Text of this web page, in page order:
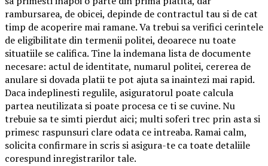
rambursarea, de obicei, depinde de contractul tau si de cat
timp de acoperire mai ramane. Va trebui sa verifici cerintele
de eligibilitate din termenii politei, deoarece nu toate
situatiile se califica. Tine la indemana lista de documente
necesare: actul de identitate, numarul politei, cererea de
anulare si dovada platii te pot ajuta sa inaintezi mai rapid.
Daca indeplinesti regulile, asiguratorul poate calcula
partea neutilizata si poate procesa ce ti se cuvine. Nu
trebuie sa te simti pierdut aici; multi soferi trec prin asta si
primesc raspunsuri clare odata ce intreaba. Ramai calm,
solicita confirmare in scris si asigura-te ca toate detaliile
corespund inregistrarilor tale.